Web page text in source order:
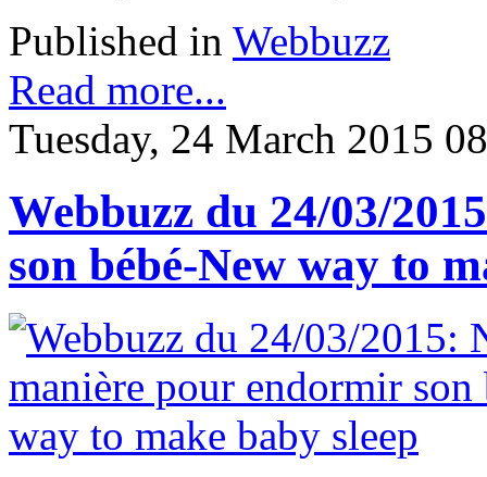
Published in Webbuzz
Read more...
Tuesday, 24 March 2015
Webbuzz du 24/03/
son bébé-New way to